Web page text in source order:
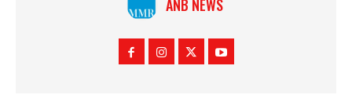
ANB NEWS